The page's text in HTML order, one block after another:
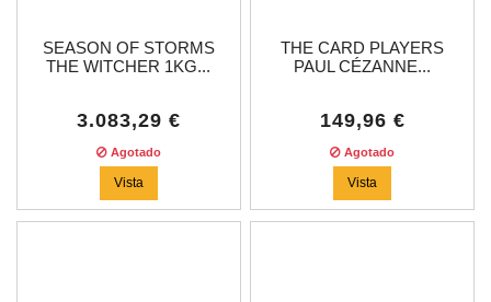
SEASON OF STORMS
THE WITCHER 1KG...
3.083,29 €
Agotado
Vista
THE CARD PLAYERS
PAUL CÉZANNE...
149,96 €
Agotado
Vista